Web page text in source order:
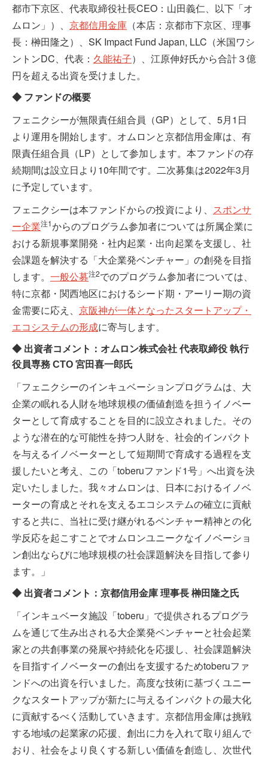
都市下京区、代表取締役社長CEO：山田義仁、以下「オ
ムロン」）、 京都信用金庫 （本店：京都市下京区、理事
長：榊田隆之）、SK Impact Fund Japan, LLC（米国ワシ
ントンDC、代表： 久能祐子）、江原伸好氏から合計３億
円を超える出資を受けました。
◆ ファンドの概要
フェニクシーが無限責任組合員（GP）として、5月1日
より運用を開始します。オムロンと京都信用金庫は、有
限責任組合員（LP）として参加します。本ファンドの存
続期間は設立日より10年間です。二次募集は2022年3月
に予定しています。
フェニクシーは本ファンドからの投資により、 スポンサ
ー企業注1からのプログラム参加者については所属企業に
おける新規事業開発・社内起業・出向起業を支援し、社
会課題を解決する「大企業発ベンチャー」の創発を目指
します。 一般公募注2でのプログラム参加者については、
特に京都・関西地区におけるシード期・アーリー期の資
金需要に応え、 京阪神が一体となったスタートアップ・
エコシステムの形成に寄与します。
◆ 出資者コメント：オムロン株式会社 代表取締役 執行
役員専務 CTO 宮田喜一郎氏
「フェニクシーのインキュベーションプログラムは、大
企業の眠れる人財を地球規模の価値創造を担うイノベー
ターとして育成することを目的に設立されました。その
ような潜在的な可能性を持つ人財を、社会的インパクト
を与えるイノベーターとして短期間で育成する過程を支
援したいと考え、この「toberuファンド1号」へ出資を決
定いたしました。我々オムロンは、日本におけるイノベ
ーターの育成とそれを支えるエコシステムの確立に貢献
すると共に、当社に受け継がれるベンチャー精神との化
学反応を起こすことでオムロンユニークなイノベーショ
ン創出ならびに地球規模の社会課題解決を目指して参り
ます。」
◆ 出資者コメント：京都信用金庫 理事長 榊田隆之氏
「インキュベータ施設「toberu」で提供されるプログラ
ムを通じて生み出される大企業発ベンチャーと社会起業
家との共創事業の発展や持続化を応援し、社会課題解決
を目指すイノベーターの創出を支援するためtoberuファ
ンドへの出資を行いました。高度な技術に基づくユニー
クなスタートアップが新たに与えるインパクトの最大化
に貢献するべく活動していきます。京都信用金庫は挑戦
する地域の起業家の応援、創出に力を入れて取り組んで
おり、社会をより良くする新しい価値を創造し、次世代